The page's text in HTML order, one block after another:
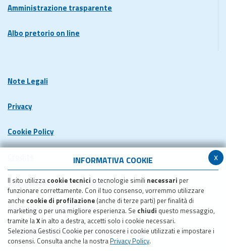
x
INFORMATIVA COOKIE
Il sito utilizza cookie tecnici o tecnologie simili necessari per
funzionare correttamente. Con il tuo consenso, vorremmo utilizzare
anche cookie di profilazione (anche di terze parti) per finalità di
marketing o per una migliore esperienza. Se chiudi questo messaggio,
tramite laX in alto a destra, accetti solo i cookie necessari.
Seleziona Gestisci Cookie per conoscere i cookie utilizzati e impostare i
consensi. Consulta anche la nostra Privacy Policy.
Amministrazione trasparente
Albo pretorio on line
Note Legali
Privacy
Cookie Policy
Dichiarazione di accessibilita'
Meccanismo di feedback
Pubblicazione obiettivi di accessibilita'